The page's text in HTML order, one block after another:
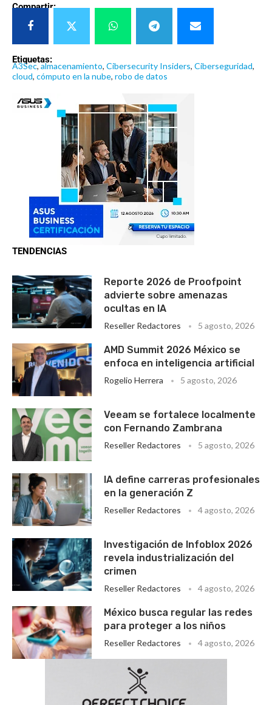
Compartir:
Etiquetas:
A3Sec,almacenamiento, Cibersecurity Insiders, Ciberseguridad,
cloud, cómputo en la nube, robo de datos
TENDENCIAS
Reporte 2026 de Proofpoint
advierte sobre amenazas
ocultas en IA
Reseller Redactores 5 agosto, 2026
AMD Summit 2026 México se
enfoca en inteligencia artificial
Rogelio Herrera 5 agosto, 2026
Veeam se fortalece localmente
con Fernando Zambrana
Reseller Redactores 5 agosto, 2026
IA define carreras profesionales
en la generación Z
Reseller Redactores 4 agosto, 2026
Investigación de Infoblox 2026
revela industrialización del
crimen
Reseller Redactores 4 agosto, 2026
México busca regular las redes
para proteger a los niños
Reseller Redactores 4 agosto, 2026